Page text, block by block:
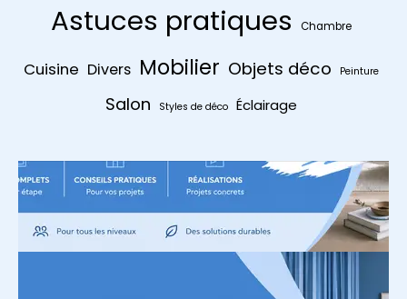
Astuces pratiques Chambre
Cuisine Divers Mobilier Objets déco Peinture
Salon Styles de déco Éclairage